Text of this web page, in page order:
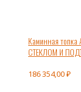
Каминная
СТЕКЛОМ И
186 354,00₽